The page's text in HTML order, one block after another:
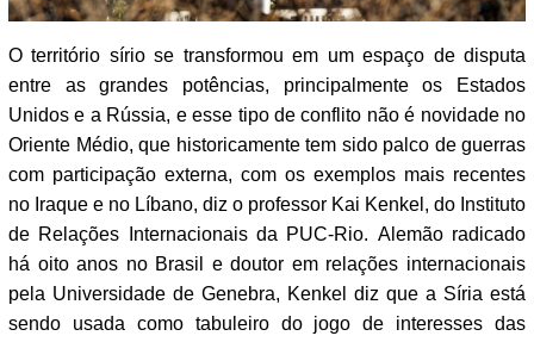
O território sírio se transformou em um espaço de disputa
entre as grandes potências, principalmente os Estados
Unidos e a Rússia, e esse tipo de conflito não é novidade no
Oriente Médio, que historicamente tem sido palco de guerras
com participação externa, com os exemplos mais recentes
no Iraque e no Líbano, diz o professor Kai Kenkel, do Instituto
de Relações Internacionais da PUC-Rio. Alemão radicado
há oito anos no Brasil e doutor em relações internacionais
pela Universidade de Genebra, Kenkel diz que a Síria está
sendo usada como tabuleiro do jogo de interesses das